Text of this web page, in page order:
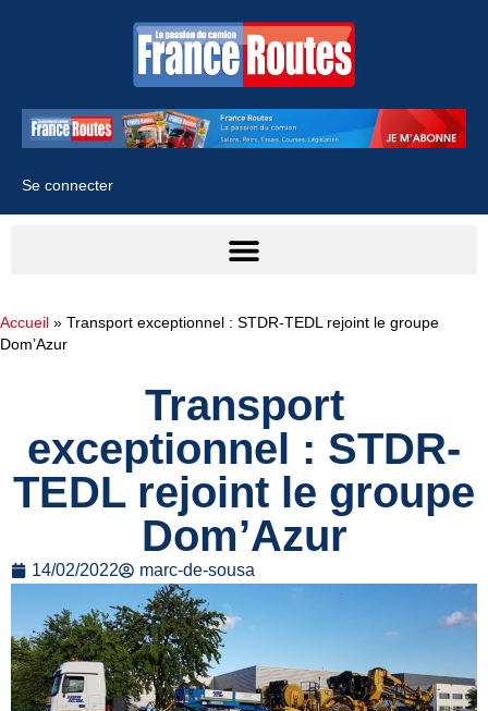
Se connecter
Accueil » Transport exceptionnel : STDR-TEDL rejoint le groupe
Dom’Azur
Transport
exceptionnel : STDR-
TEDL rejoint le groupe
Dom’Azur
14/02/2022 marc-de-sousa